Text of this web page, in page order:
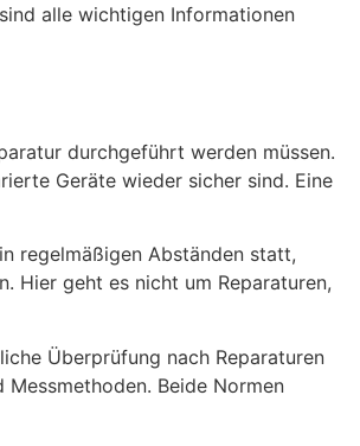
alle wichtigen Informationen
durchgeführt werden müssen.
Geräte wieder sicher sind. Eine
regelmäßigen Abständen statt,
Hier geht es nicht um Reparaturen,
Überprüfung nach Reparaturen
Beide Normen